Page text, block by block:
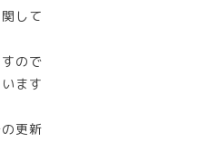
して
ので
ます
更新